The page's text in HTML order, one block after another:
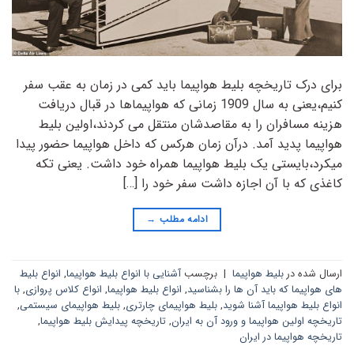
برای درک تاریخچه بلیط هواپیما باید کمی در زمان به عقب سفر
کنیم،یعنی به سال 1909 زمانی که هواپیماها در قبال دریافت
هزینه مسافران را به مقاصدشان منتقل می کردند،اولین بلیط
هواپیما پدید آمد. درآن زمان هرکس که داخل هواپیما حضور پیدا
میکرد،بایستی یک بلیط هواپیما همراه خود داشت. یعنی تکه
کاغذی که با آن اجازه داشت سفر خود را […]
ادامه مطلب →
ارسال شده در بلیط هواپیما | برچسبآشنایی با انواع بلیط هواپیما, انواع بلیط
های هواپیما که باید آن ها را بشناسید, انواع بلیط هواپیما, انواع کلاس پروازی, با
انواع بلیط‌ هواپیما آشنا شوید, بلیط هواپیمای چارتری, بلیط هواپیمای سیستمی,
تاریخچه اولین هواپیما و ورود آن به ایران, تاریخچه پیدایش بلیط هواپیما,
تاریخچه هواپیما در ایران